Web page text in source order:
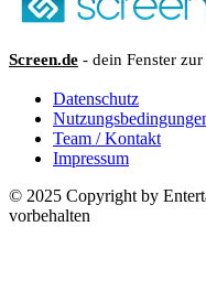
Screen.de - dein Fenster
Datenschutz
Team / Kontakt
Impressum
© 2025 Copyright by
vorbehalten